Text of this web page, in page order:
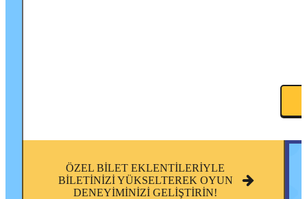
ÖZEL BILET EKLENTILERIYLE
BILETINIZI YÜKSELTEREK OYUN
DENEYIMINIZI GELIŞTIRIN!